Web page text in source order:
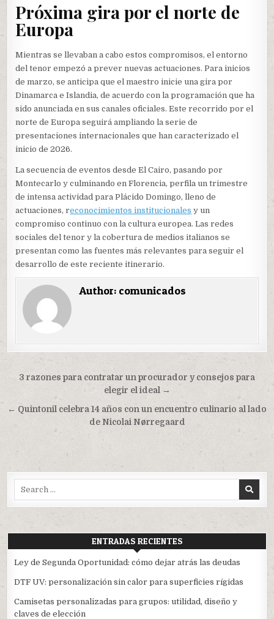
Próxima gira por el norte de
Europa
Mientras se llevaban a cabo estos compromisos, el entorno
del tenor empezó a prever nuevas actuaciones. Para inicios
de marzo, se anticipa que el maestro inicie una gira por
Dinamarca e Islandia, de acuerdo con la programación que ha
sido anunciada en sus canales oficiales. Este recorrido por el
norte de Europa seguirá ampliando la serie de
presentaciones internacionales que han caracterizado el
inicio de 2026.
La secuencia de eventos desde El Cairo, pasando por
Montecarlo y culminando en Florencia, perfila un trimestre
de intensa actividad para Plácido Domingo, lleno de
actuaciones, reconocimientos institucionales y un
compromiso continuo con la cultura europea. Las redes
sociales del tenor y la cobertura de medios italianos se
presentan como las fuentes más relevantes para seguir el
desarrollo de este reciente itinerario.
Author: comunicados
Navegación
entradas
3 razones para contratar un procurador y consejos para
elegir el ideal →
← Quintonil celebra 14 años con un encuentro culinario al lado
de Nicolai Nørregaard
ENTRADAS RECIENTES
Ley de Segunda Oportunidad: cómo dejar atrás las deudas
DTF UV: personalización sin calor para superficies rígidas
Camisetas personalizadas para grupos: utilidad, diseño y
claves de elección